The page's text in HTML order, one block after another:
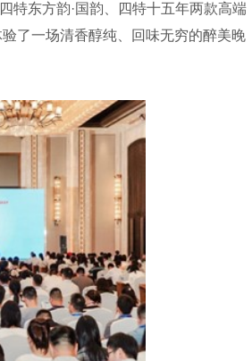
特东方韵·国韵、四特十五年两款高端
了一场清香醇纯、回味无穷的醉美晚